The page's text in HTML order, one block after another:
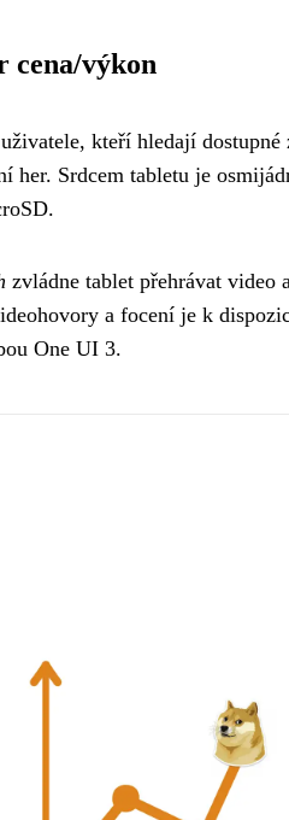
cena/výkon
kteří hledají
her. Srdcem tabletu je
zvládne tablet přehrávat
a focení je k
One UI 3.